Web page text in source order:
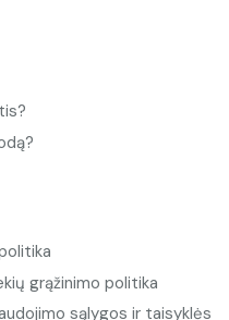
grąžinimo politika
sąlygos ir taisyklės